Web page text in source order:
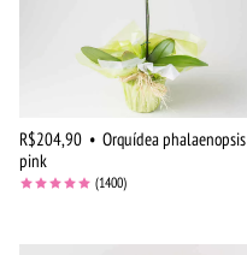
R$204,90 • Orquídea phalaenopsis
pink
(1400)